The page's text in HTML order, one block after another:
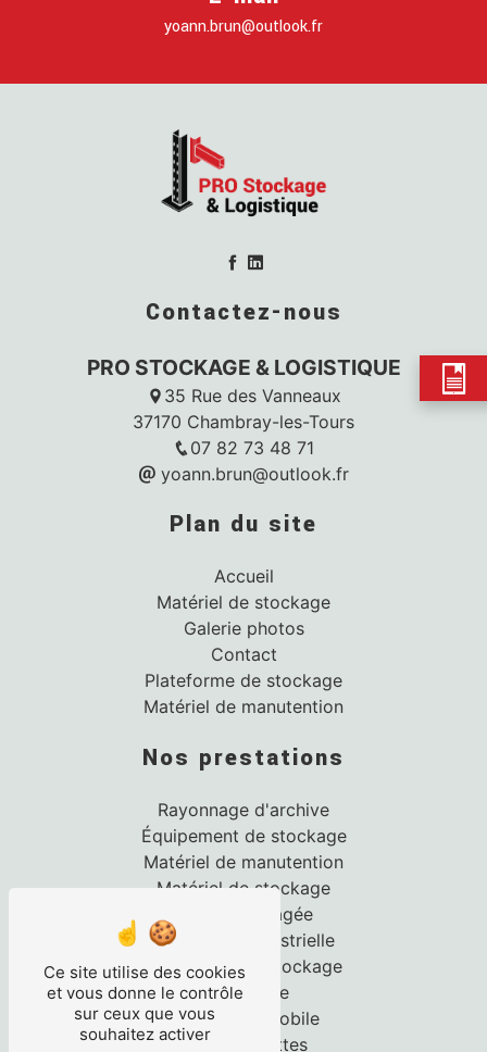
yoann.brun@outlook.fr
Contactez-nous
PRO STOCKAGE & LOGISTIQUE
35 Rue des Vanneaux
37170 Chambray-les-Tours
07 82 73 48 71
yoann.brun@outlook.fr
Plan du site
Accueil
Matériel de stockage
Galerie photos
Contact
Plateforme de stockage
Matériel de manutention
Nos prestations
Rayonnage d'archive
Équipement de stockage
Matériel de manutention
Matériel de stockage
Cloison grillagée
mezzanine industrielle
Plateforme de stockage
Rayonnage
Rayonnage mobile
Rack à palettes
Ce site utilise des cookies
et vous donne le contrôle
sur ceux que vous
souhaitez activer